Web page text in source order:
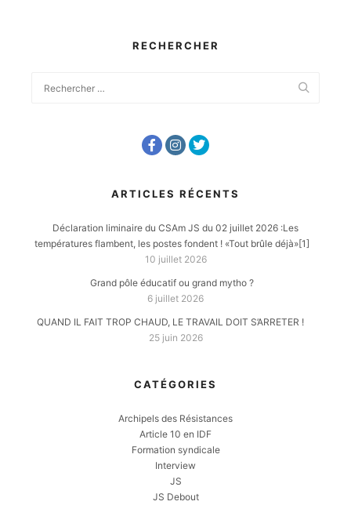
RECHERCHER
ARTICLES RÉCENTS
Déclaration liminaire du CSAm JS du 02 juillet 2026 :Les
températures flambent, les postes fondent ! «Tout brûle déjà»[1]
10 juillet 2026
Grand pôle éducatif ou grand mytho ?
6 juillet 2026
QUAND IL FAIT TROP CHAUD, LE TRAVAIL DOIT S’ARRETER !
25 juin 2026
CATÉGORIES
Archipels des Résistances
Article 10 en IDF
Formation syndicale
Interview
JS
JS Debout